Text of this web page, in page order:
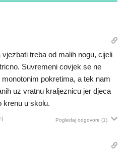
treba od malih nogu, cijeli
Suvremeni covjek se ne
pokretima, a tek nam
uz vratnu kraljeznicu jer djeca
krenu u skolu.
Pogledaj odgovore (1)